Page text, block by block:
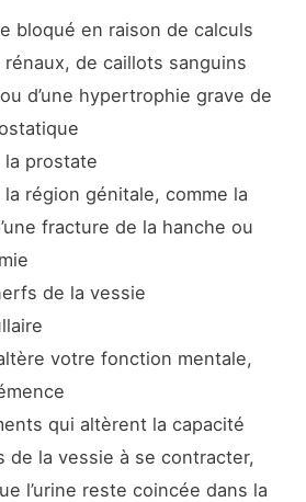
bloqué en raison de calculs
de caillots sanguins
d’une hypertrophie grave de
prostate
région génitale, comme la
fracture de la hanche ou
de la vessie
votre fonction mentale,
qui altèrent la capacité
de la vessie à se contracter,
l’urine reste coincée dans la